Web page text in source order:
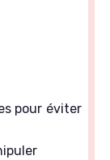
pour éviter